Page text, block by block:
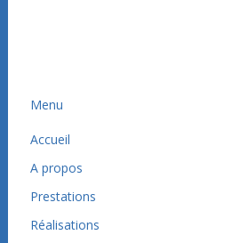
Menu
Accueil
A propos
Prestations
Réalisations